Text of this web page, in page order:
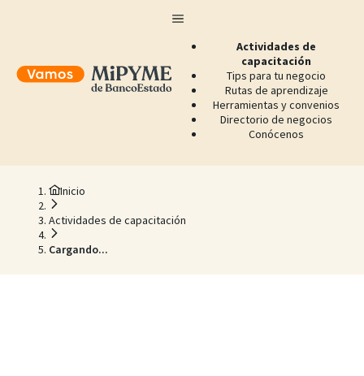
Actividades de
capacitación
Tips para tu negocio
Rutas de aprendizaje
Herramientas y convenios
Directorio de negocios
Conócenos
Inicio
Actividades de capacitación
Cargando...